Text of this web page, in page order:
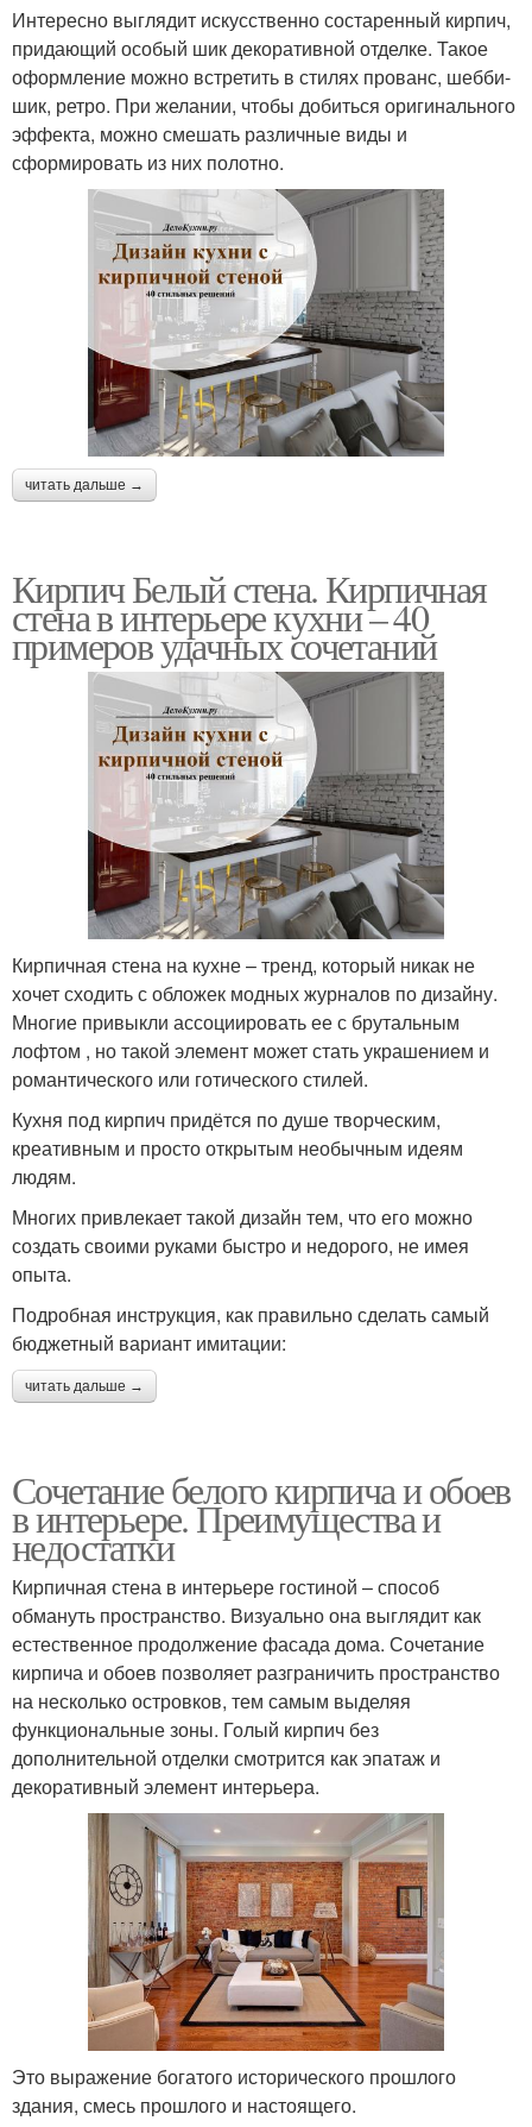
Интересно выглядит искусственно состаренный кирпич,
придающий особый шик декоративной отделке. Такое
оформление можно встретить в стилях прованс, шебби-
шик, ретро. При желании, чтобы добиться оригинального
эффекта, можно смешать различные виды и
сформировать из них полотно.
читать дальше →
Кирпич Белый стена. Кирпичная
стена в интерьере кухни – 40
примеров удачных сочетаний
Кирпичная стена на кухне – тренд, который никак не
хочет сходить с обложек модных журналов по дизайну.
Многие привыкли ассоциировать ее с брутальным
лофтом , но такой элемент может стать украшением и
романтического или готического стилей.
Кухня под кирпич придётся по душе творческим,
креативным и просто открытым необычным идеям
людям.
Многих привлекает такой дизайн тем, что его можно
создать своими руками быстро и недорого, не имея
опыта.
Подробная инструкция, как правильно сделать самый
бюджетный вариант имитации:
читать дальше →
Сочетание белого кирпича и обоев
в интерьере. Преимущества и
недостатки
Кирпичная стена в интерьере гостиной – способ
обмануть пространство. Визуально она выглядит как
естественное продолжение фасада дома. Сочетание
кирпича и обоев позволяет разграничить пространство
на несколько островков, тем самым выделяя
функциональные зоны. Голый кирпич без
дополнительной отделки смотрится как эпатаж и
декоративный элемент интерьера.
Это выражение богатого исторического прошлого
здания, смесь прошлого и настоящего.